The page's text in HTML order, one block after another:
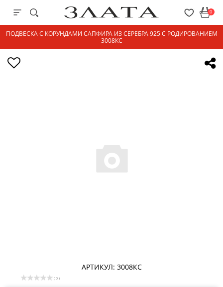
0
ПОДВЕСКА С КОРУНДАМИ САПФИРА ИЗ СЕРЕБРА 925 С РОДИРОВАНИЕМ
3008КС
АРТИКУЛ: 3008КС
( 0 )